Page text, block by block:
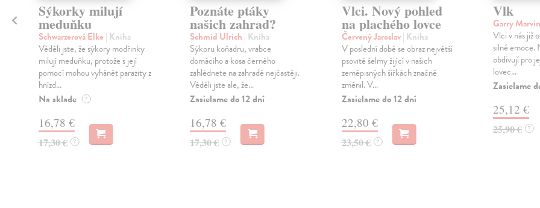
Sýkorky milují
meduňku
Schwarzerová Elke | Kniha
Věděli jste, že sýkory modřinky
milují meduňku, protože s její
pomocí mohou vyhánět parazity z
hnízd...
Na sklade ?
16,78 €
17,30 € ?
Poznáte ptáky
našich zahrad?
Schmid Ulrich | Kniha
Sýkoru koňadru, vrabce
domácího a kosa černého
zahlédnete na zahradě nejčastěji.
Věděli jste ale, že...
Zasielame do 12 dní
16,78 €
17,30 € ?
Vlci. Nový pohled
na plachého lovce
Červený Jaroslav| Kniha
V poslední době se obraz největší
psovité šelmy žijící v našich
zeměpisných šířkách značně
změnil. V...
Zasielame do 12 dní
22,80 €
23,50 € ?
Vlk
Garry Marvin
Vlci v nás již
silné emoce.
obdivují pro
lovec...
Zasielame
25,12 €
25,90 € ?